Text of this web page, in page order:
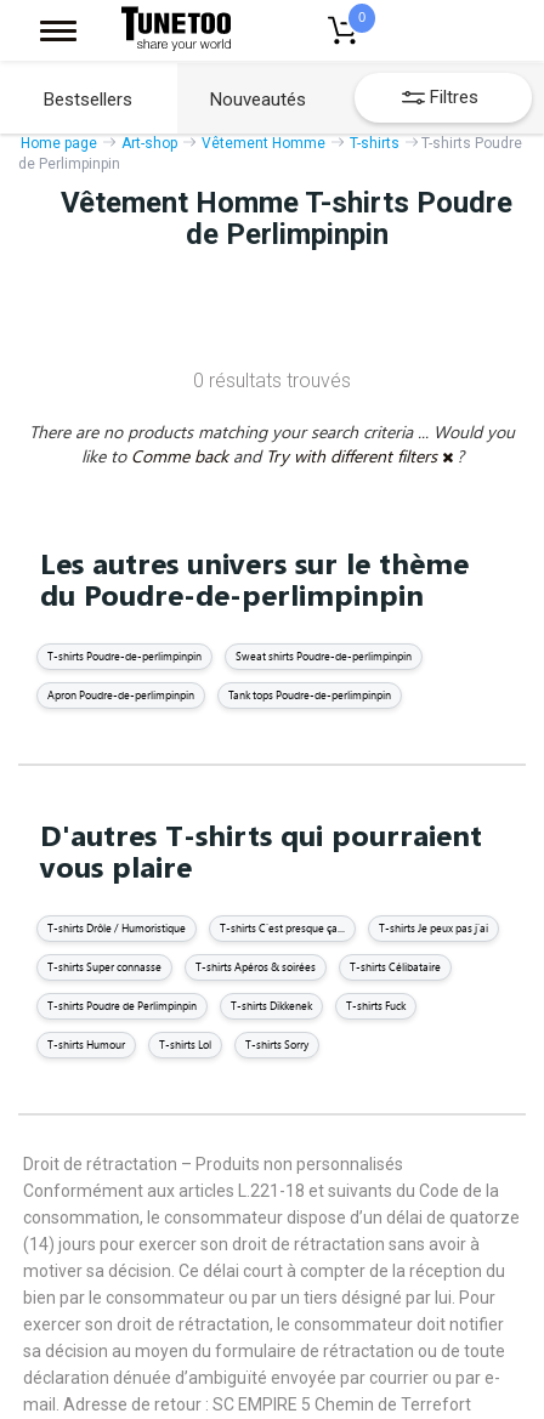
0
Bestsellers Nouveautés Filtres
Home page Art-shop Vêtement Homme T-shirts
T-shirts Poudre
de Perlimpinpin
Vêtement Homme T-shirts Poudre
de Perlimpinpin
0 résultats trouvés
There are no products matching your search criteria ... Would you
like to Comme back and Try with different filters ?
Les autres univers sur le thème
du Poudre-de-perlimpinpin
T-shirts Poudre-de-perlimpinpin Sweat shirts Poudre-de-perlimpinpin
Apron Poudre-de-perlimpinpin Tank tops Poudre-de-perlimpinpin
D'autres T-shirts qui pourraient
vous plaire
T-shirts Drôle / Humoristique T-shirts C'est presque ça... T-shirts Je peux pas j'ai
T-shirts Super connasse T-shirts Apéros & soirées T-shirts Célibataire
T-shirts Poudre de Perlimpinpin T-shirts Dikkenek T-shirts Fuck
T-shirts Humour T-shirts Lol T-shirts Sorry
Droit de rétractation – Produits non personnalisés
Conformément aux articles L.221-18 et suivants du Code de la
consommation, le consommateur dispose d’un délai de quatorze
(14) jours pour exercer son droit de rétractation sans avoir à
motiver sa décision. Ce délai court à compter de la réception du
bien par le consommateur ou par un tiers désigné par lui. Pour
exercer son droit de rétractation, le consommateur doit notifier
sa décision au moyen du formulaire de rétractation ou de toute
déclaration dénuée d’ambiguïté envoyée par courrier ou par e-
mail. Adresse de retour : SC EMPIRE 5 Chemin de Terrefort